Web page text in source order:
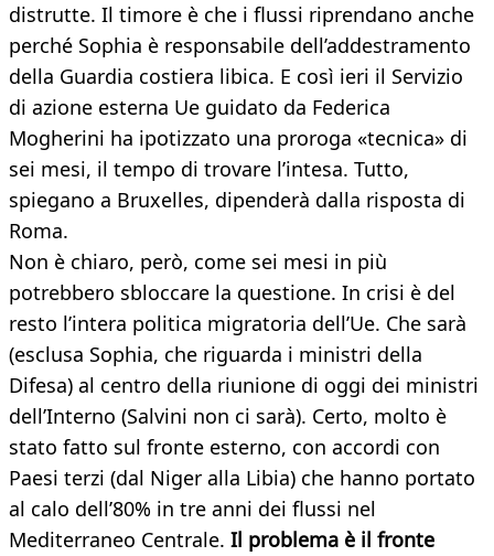
distrutte. Il timore è che i flussi riprendano anche
perché Sophia è responsabile dell’addestramento
della Guardia costiera libica. E così ieri il Servizio
di azione esterna Ue guidato da Federica
Mogherini ha ipotizzato una proroga «tecnica» di
sei mesi, il tempo di trovare l’intesa. Tutto,
spiegano a Bruxelles, dipenderà dalla risposta di
Roma.
Non è chiaro, però, come sei mesi in più
potrebbero sbloccare la questione. In crisi è del
resto l’intera politica migratoria dell’Ue. Che sarà
(esclusa Sophia, che riguarda i ministri della
Difesa) al centro della riunione di oggi dei ministri
dell’Interno (Salvini non ci sarà). Certo, molto è
stato fatto sul fronte esterno, con accordi con
Paesi terzi (dal Niger alla Libia) che hanno portato
al calo dell’80% in tre anni dei flussi nel
Mediterraneo Centrale. Il problema è il fronte